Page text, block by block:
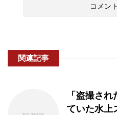
関連記事
「盗撮さ
ていた水上